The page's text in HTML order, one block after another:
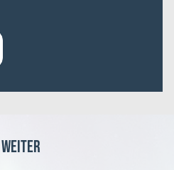
DU/WC Sauna
ANFRAGEN
weiter